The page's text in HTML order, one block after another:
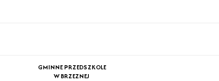
GMINNE PRZEDSZKOLE
W BRZEZNEJ